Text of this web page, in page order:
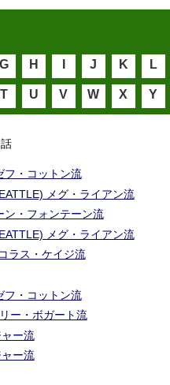
G H J K L
T U V W X Y
フ・コットン流
メグ・ライアン流
ン・フォンテーン流
メグ・ライアン流
ラス・ケイジ流
フ・コットン流
ー・ボガート流
ー流
ー流